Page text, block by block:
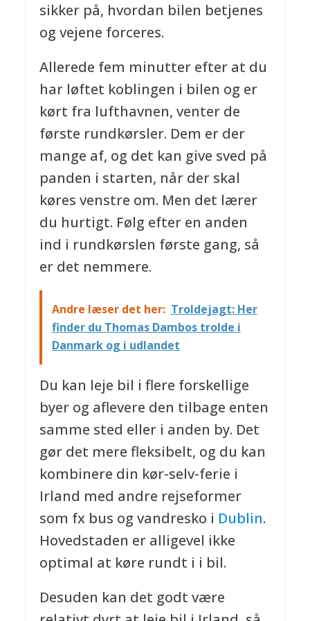
sikker på, hvordan bilen betjenes
og vejene forceres.
Allerede fem minutter efter at du
har løftet koblingen i bilen og er
kørt fra lufthavnen, venter de
første rundkørsler. Dem er der
mange af, og det kan give sved på
panden i starten, når der skal
køres venstre om. Men det lærer
du hurtigt. Følg efter en anden
ind i rundkørslen første gang, så
er det nemmere.
Andre læser det her: Troldejagt: Her
finder du Thomas Dambos trolde i
Danmark og i udlandet
Du kan leje bil i flere forskellige
byer og aflevere den tilbage enten
samme sted eller i anden by. Det
gør det mere fleksibelt, og du kan
kombinere din kør-selv-ferie i
Irland med andre rejseformer
som fx bus og vandresko i Dublin.
Hovedstaden er alligevel ikke
optimal at køre rundt i i bil.
Desuden kan det godt være